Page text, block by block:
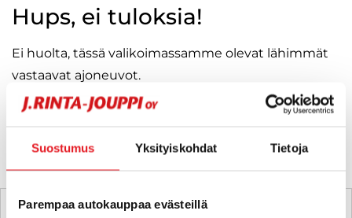
Suostumus Yksityiskohdat Tietoja
Parempaa autokauppaa evästeillä
Hups, ei tuloksia!
Ei huolta, tässä valikoimassamme olevat lähimmät
vastaavat ajoneuvot.